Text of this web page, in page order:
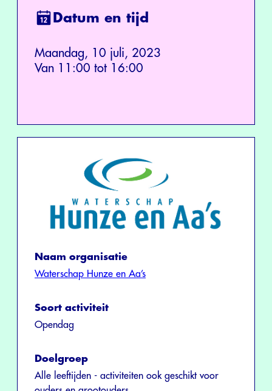
Datum en tijd
Maandag, 10 juli, 2023
Van 11:00 tot 16:00
Naam organisatie
Waterschap Hunze en Aa’s
Soort activiteit
Opendag
Doelgroep
Alle leeftijden - activiteiten ook geschikt voor